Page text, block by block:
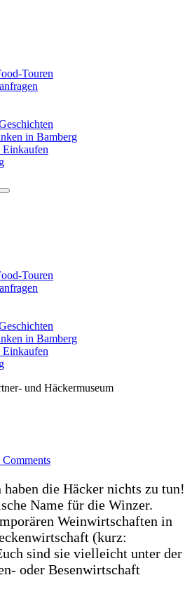
Touren
in Bamberg
Touren
in Bamberg
Comments
die Häcker nichts zu tun!
Name für die Winzer.
Weinwirtschaften in
(kurz:
sind sie vielleicht unter der
oder Besenwirtschaft